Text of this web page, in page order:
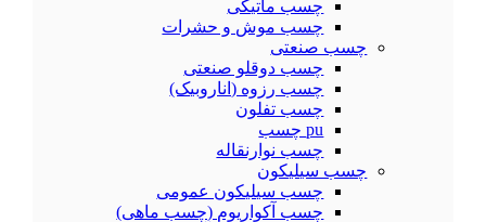
چسب ماتیکی
چسب موش و حشرات
چسب صنعتی
چسب دوقلو صنعتی
چسب رزوه (اناروبیک)
چسب تفلون
pu چسب
چسب نوارنقاله
چسب سیلیکون
چسب سیلیکون عمومی
چسب آکواریوم (چسب ماهی)